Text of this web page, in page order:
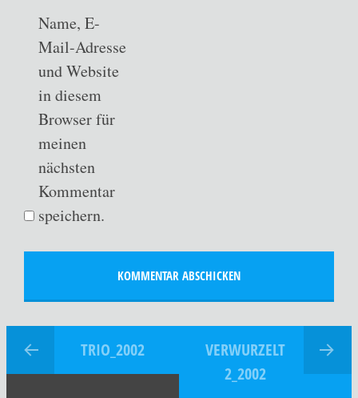
Name, E-
Mail-Adresse
und Website
in diesem
Browser für
meinen
nächsten
Kommentar
speichern.
TRIO_2002
VERWURZELT
2_2002